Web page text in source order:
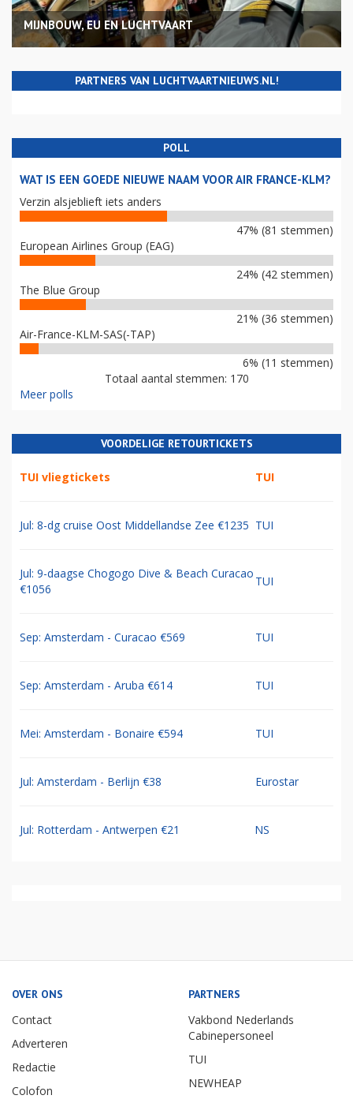
MIJNBOUW, EU EN LUCHTVAART
PARTNERS VAN LUCHTVAARTNIEUWS.NL!
POLL
WAT IS EEN GOEDE NIEUWE NAAM VOOR AIR FRANCE-KLM?
Verzin alsjeblieft iets anders
47% (81 stemmen)
European Airlines Group (EAG)
24% (42 stemmen)
The Blue Group
21% (36 stemmen)
Air-France-KLM-SAS(-TAP)
6% (11 stemmen)
Totaal aantal stemmen: 170
Meer polls
VOORDELIGE RETOURTICKETS
TUI vliegtickets TUI
Jul: 8-dg cruise Oost Middellandse Zee €1235 TUI
Jul: 9-daagse Chogogo Dive & Beach Curacao
€1056
TUI
Sep: Amsterdam - Curacao €569 TUI
Sep: Amsterdam - Aruba €614 TUI
Mei: Amsterdam - Bonaire €594 TUI
Jul: Amsterdam - Berlijn €38 Eurostar
Jul: Rotterdam - Antwerpen €21 NS
OVER ONS
Contact
Adverteren
Redactie
Colofon
PARTNERS
Vakbond Nederlands
Cabinepersoneel
TUI
NEWHEAP